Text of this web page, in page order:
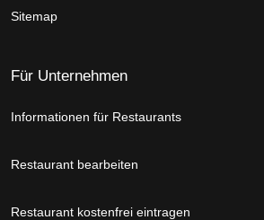
Sitemap
Für Unternehmen
Informationen für Restaurants
Restaurant bearbeiten
Restaurant kostenfrei eintragen